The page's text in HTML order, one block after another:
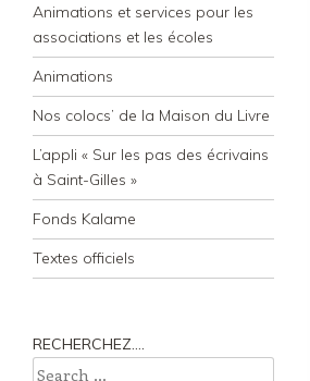
Animations et services pour les
associations et les écoles
Animations
Nos colocs’ de la Maison du Livre
L’appli « Sur les pas des écrivains
à Saint-Gilles »
Fonds Kalame
Textes officiels
RECHERCHEZ….
Search